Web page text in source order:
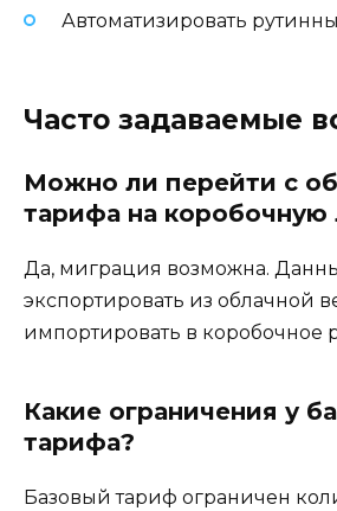
Автоматизировать
Часто задаваемые
Можно ли перейти с
тарифа на коробочную
Да, миграция возможна.
экспортировать из облачной
импортировать в коробочное
Какие ограничения у
тарифа?
Базовый тариф ограничен